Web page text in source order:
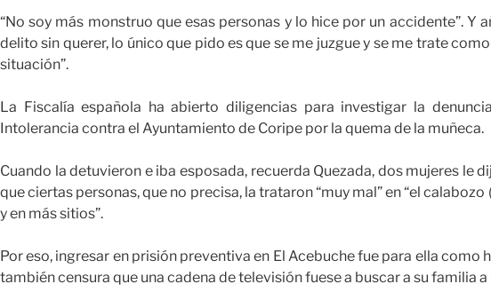
“No soy más monstruo que esas personas y lo hice por un accidente”. Y
delito sin querer, lo único que pido es que se me juzgue y se me trate
situación”.
La Fiscalía española ha abierto diligencias para investigar la
Intolerancia contra el Ayuntamiento de Coripe por la quema de la muñeca.
Cuando la detuvieron e iba esposada, recuerda Quezada, dos mujeres le
que ciertas personas, que no precisa, la trataron “muy mal” en “el
y en más sitios”.
Por eso, ingresar en prisión preventiva en El Acebuche fue para ella como
también censura que una cadena de televisión fuese a buscar a su familia